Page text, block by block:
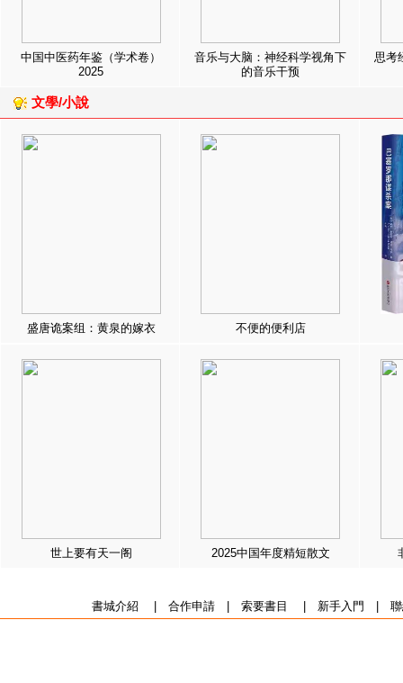
中国中医药年鉴（学术卷）
2025
音乐与大脑：神经科学视角下
的音乐干预
思考
文學/小說
盛唐诡案组：黄泉的嫁衣 不便的便利店
世上要有天一阁 2025中国年度精短散文
書城介紹 合作申請| 索要書目 新手入門